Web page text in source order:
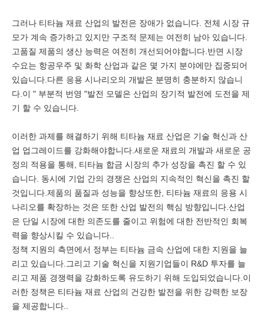
그러나 티타늄 재료 산업의 발전은 장애가 없습니다. 전체 시장 규
모가 계속 증가하고 있지만 구조적 문제는 여전히 남아 있습니다.
고품질 제품의 생산 능력은 여전히 개선되어야합니다.반면 시장
수요는 항공우주 및 화학 산업과 같은 몇 가지 분야에만 집중되어
있습니다.다른 응용 시나리오의 개발은 분명히 충분하지 않습니
다.이 " 부분적 번영 "발전 모델은 산업의 장기적 발전에 도전을 제
기 할 수 있습니다.
이러한 과제를 해결하기 위해 티타늄 재료 산업은 기술 혁신과 산
업 업그레이드를 강화해야합니다.새로운 재료의 개발과 새로운 공
정의 적용을 통해, 티타늄 합금 시장의 추가 성장을 촉진 할 수 있
습니다. 동시에 기업 간의 경쟁은 산업의 지속적인 혁신을 촉진 할
것입니다.제품의 품질과 성능을 향상또한, 티타늄 재료의 응용 시
나리오를 확장하는 것은 또한 산업 발전의 핵심 방향입니다.산업
은 단일 시장에 대한 의존도를 줄이고 위험에 대한 전반적인 회복
력을 향상시킬 수 있습니다..
정책 지원의 측면에서 정부는 티타늄 금속 산업에 대한 지원을 늘
리고 있습니다.그리고 기술 혁신을 지원기업들이 R&D 투자를 늘
리고 제품 경쟁력을 강화하도록 유도하기 위해 도입되었습니다.이
러한 정책은 티타늄 재료 산업의 건강한 발전을 위한 강력한 보장
을 제공합니다..